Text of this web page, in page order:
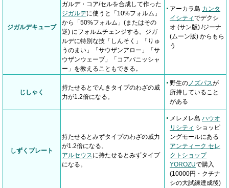
ジガルデキューブ
ガルデ・コア/セルを合成して作った
ジガルデに使うと「10%フォルム」
から「50%フォルム」(またはその
逆) にフォルムチェンジする。ジガ
ルデに特別な技「しんそく」「りゅ
うのまい」「サウザンアロー」「サ
ウザンウェーブ」「コアパニッシャ
ー」を教えることもできる。
アーカラ島 カンタ
イシティでデクシ
オ (サン版) /ジーナ
(ムーン版) からもら
う
じしゃく
持たせるとでんきタイプのわざの威
力が1.2倍になる。
野生のノズパスが
所持していること
がある
しずくプレート
持たせるとみずタイプのわざの威力
が1.2倍になる。
アルセウスに持たせるとみずタイプ
になる。
メレメレ島 ハウオ
リシティ ショッピ
ングモールにある
アンティーク セレ
クトショップ
YOROZUで購入
(10000円・クチナ
シの大試練達成後)